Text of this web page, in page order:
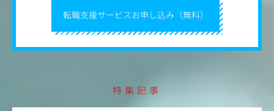
転職支援サービスお申し込み（無料）
特集記事